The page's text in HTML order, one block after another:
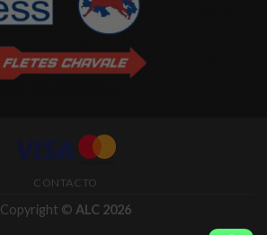
CONTACTO
Copyright © ALC 2026